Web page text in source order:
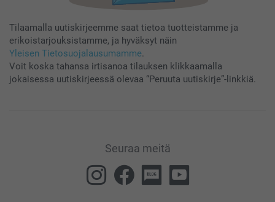
Tilaamalla uutiskirjeemme saat tietoa tuotteistamme ja
erikoistarjouksistamme, ja hyväksyt näin
Yleisen Tietosuojalausumamme.
Voit koska tahansa irtisanoa tilauksen klikkaamalla
jokaisessa uutiskirjeessä olevaa “Peruuta uutiskirje”-linkkiä.
Seuraa meitä